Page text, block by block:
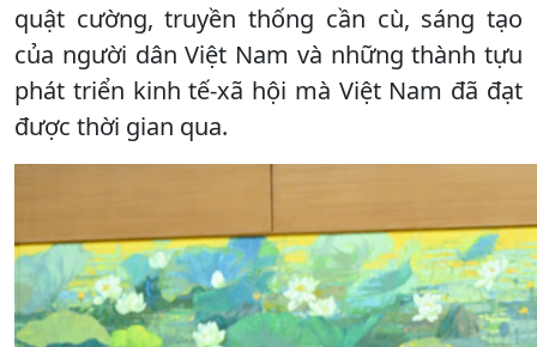
quật cường, truyền thống cần cù, sáng tạo
của người dân Việt Nam và những thành tựu
phát triển kinh tế-xã hội mà Việt Nam đã đạt
được thời gian qua.